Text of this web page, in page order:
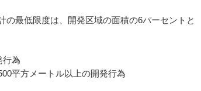
最低限度は、開発区域の面積の6パーセントと
行為
平方メートル以上の開発行為